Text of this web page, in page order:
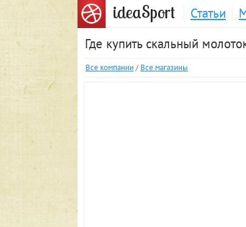
ideaSport Статьи
Где купить скальный
Все компании / Все магазины